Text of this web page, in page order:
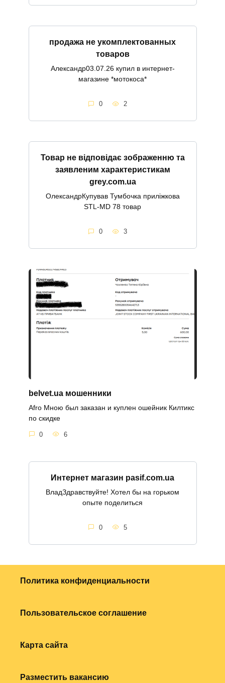
продажа не укомплектованных
товаров
Александр03.07.26 купил в интернет-
магазине *мотокоса*
0 2
Товар не відповідає зображенню та
заявленим характеристикам
grey.com.ua
ОлександрКупував Тумбочка приліжкова
STL-MD 78 товар
0 3
belvet.ua мошенники
Afro Мною был заказан и куплен ошейник Килтикс
по скидке
0 6
Интернет магазин pasif.com.ua
ВладЗдравствуйте! Хотел бы на горьком
опыте поделиться
0 5
Политика конфиденциальности
Пользовательское соглашение
Карта сайта
Разместить вакансию